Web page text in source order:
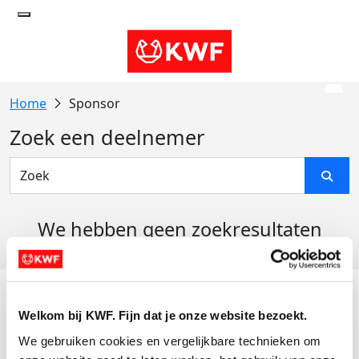
Welkom bij KWF. Fijn dat je onze website bezoekt.
We gebruiken cookies en vergelijkbare technieken om
Sponsor
Zoek een deelnemer
We hebben geen zoekresultaten
Actiematerialen
Evenementen